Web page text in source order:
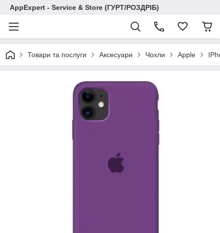
AppExpert - Service & Store (ГУРТ/РОЗДРІБ)
Товари та послуги Аксесуари Чохли Apple